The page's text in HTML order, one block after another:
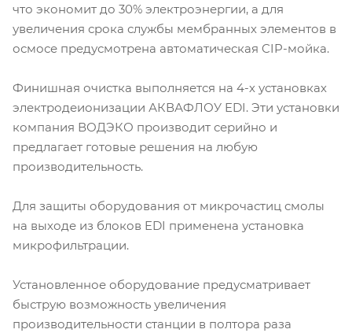
что экономит до 30% электроэнергии, а для
увеличения срока службы мембранных элементов в
осмосе предусмотрена автоматическая CIP-мойка.
Финишная очистка выполняется на 4-х установках
электродеионизации АКВАФЛОУ EDI. Эти установки
компания ВОДЭКО производит серийно и
предлагает готовые решения на любую
производительность.
Для защиты оборудования от микрочастиц смолы
на выходе из блоков EDI применена установка
микрофильтрации.
Установленное оборудование предусматривает
быструю возможность увеличения
производительности станции в полтора раза